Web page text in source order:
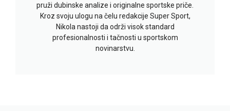
pruži dubinske analize i originalne sportske priče.
Kroz svoju ulogu na čelu redakcije Super Sport,
Nikola nastoji da održi visok standard
profesionalnosti i tačnosti u sportskom
novinarstvu.